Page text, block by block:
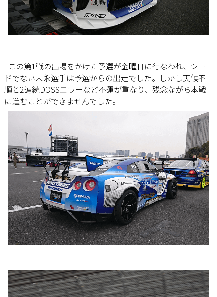
この第1戦の出場をかけた予選が金曜日に行なわれ、シー
ドでない末永選手は予選からの出走でした。しかし天候不
順と2連続DOSSエラーなど不運が重なり、残念ながら本戦
に進むことができませんでした。